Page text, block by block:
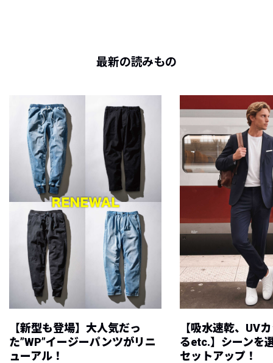
最新の読みもの
【新型も登場】大人気だっ
た”WP”イージーパンツがリニ
ューアル！
【吸水速乾、UV
るetc.】シーンを
セットアップ！